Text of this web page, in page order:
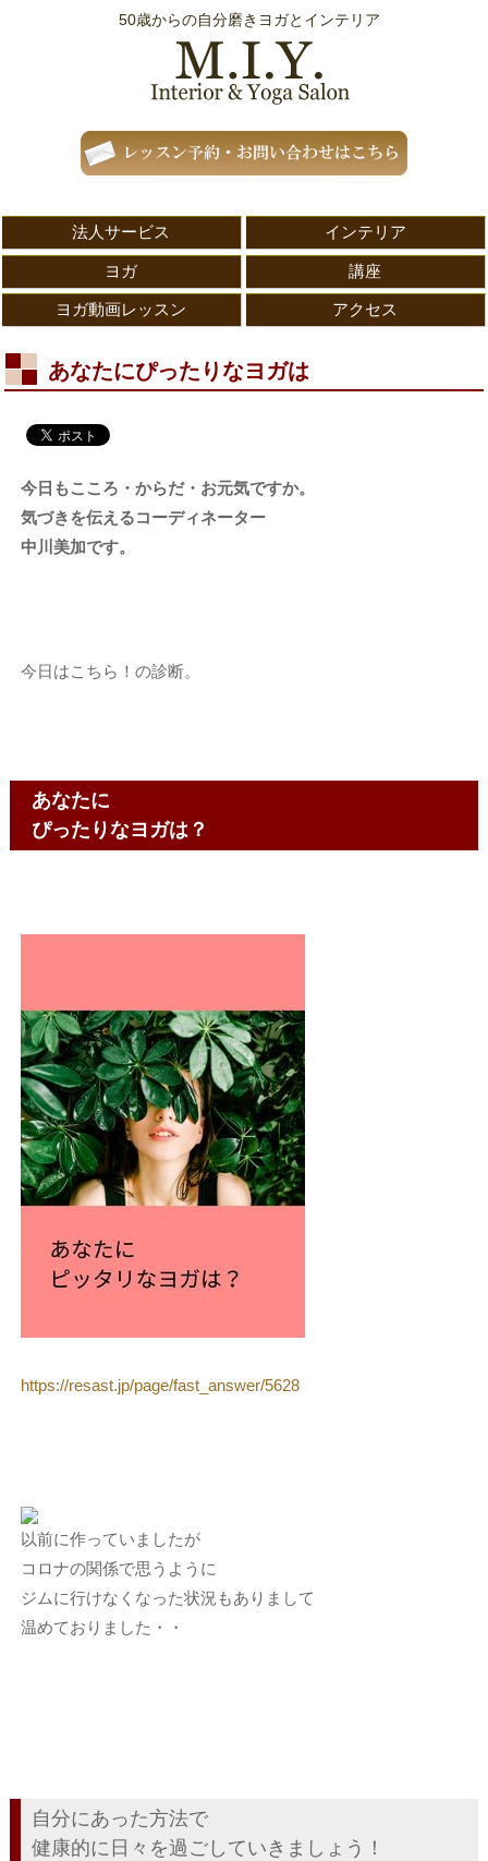
50歳からの自分磨きヨガとインテリア
法人サービス インテリア
ヨガ 講座
ヨガ動画レッスン アクセス
あなたにぴったりなヨガは
今日もこころ・からだ・お元気ですか。
気づきを伝えるコーディネーター
中川美加です。
今日はこちら！の診断。
あなたに
ぴったりなヨガは？
https://resast.jp/page/fast_answer/5628
以前に作っていましたが
コロナの関係で思うように
ジムに行けなくなった状況もありまして
温めておりました・・
自分にあった方法で
健康的に日々を過ごしていきましょう！